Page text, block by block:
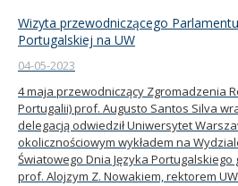
Wizyta przewodniczącego
Portugalskiej na UW
04-05-2023
4 maja przewodniczący Zgromadzenia
Portugalii) prof. Augusto Santos Silva
delegacją odwiedził Uniwersytet
okolicznościowym wykładem na
Światowego Dnia Języka Portugalskiego
prof. Alojzym Z. Nowakiem, rektorem